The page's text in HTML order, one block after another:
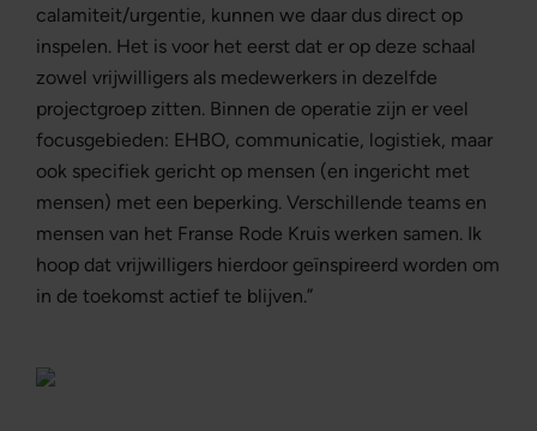
calamiteit/urgentie, kunnen we daar dus direct op
inspelen. Het is voor het eerst dat er op deze schaal
zowel vrijwilligers als medewerkers in dezelfde
projectgroep zitten. Binnen de operatie zijn er veel
focusgebieden: EHBO, communicatie, logistiek, maar
ook specifiek gericht op mensen (en ingericht met
mensen) met een beperking. Verschillende teams en
mensen van het Franse Rode Kruis werken samen. Ik
hoop dat vrijwilligers hierdoor geïnspireerd worden om
in de toekomst actief te blijven.”